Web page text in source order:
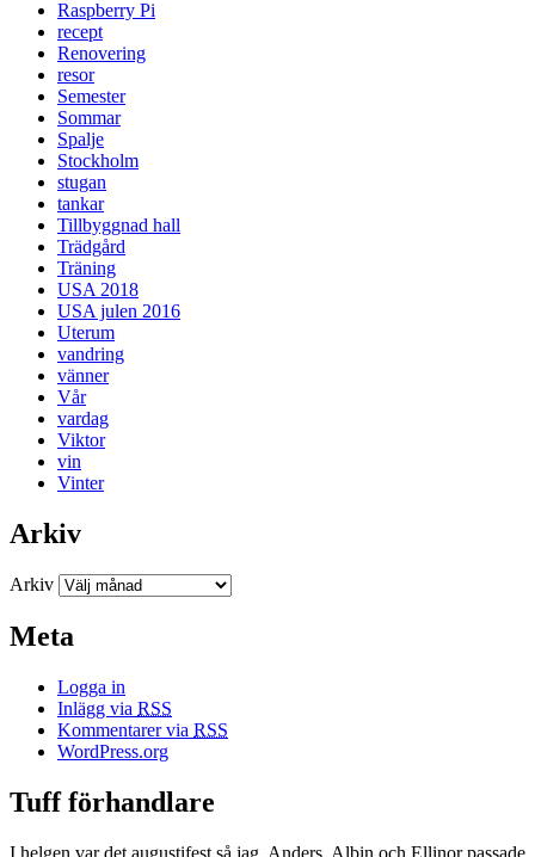
Raspberry Pi
recept
Renovering
resor
Semester
Sommar
Spalje
Stockholm
stugan
tankar
Tillbyggnad hall
Trädgård
Träning
USA 2018
USA julen 2016
Uterum
vandring
vänner
Vår
vardag
Viktor
vin
Vinter
Arkiv
Arkiv
Meta
Logga in
Inlägg via RSS
Kommentarer via RSS
WordPress.org
Tuff förhandlare
I helgen var det augustifest så jag, Anders, Albin och Ellinor passade